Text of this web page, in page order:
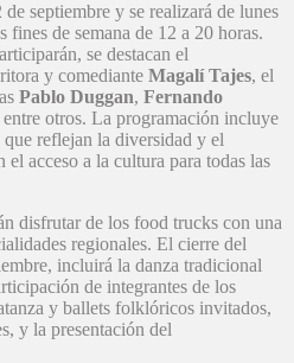
septiembre y se realizará de lunes
fines de semana de 12 a 20 horas.
se destacan el
y comediante Magalí Tajes, el
Pablo Duggan, Fernando
entre otros. La programación incluye
reflejan la diversidad y el
acceso a la cultura para todas las
disfrutar de los food trucks con una
regionales. El cierre del
incluirá la danza tradicional
de integrantes de los
y ballets folklóricos invitados,
y la presentación del